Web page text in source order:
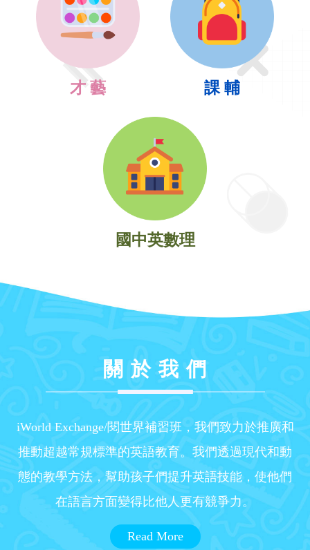
才 藝 課 輔
國中英數理
關 於 我 們
iWorld Exchange/閱世界補習班，我們致力於推廣和
推動超越常規標準的英語教育。我們透過現代和動
態的教學方法，幫助孩子們提升英語技能，使他們
在語言方面變得比他人更有競爭力。
Read More